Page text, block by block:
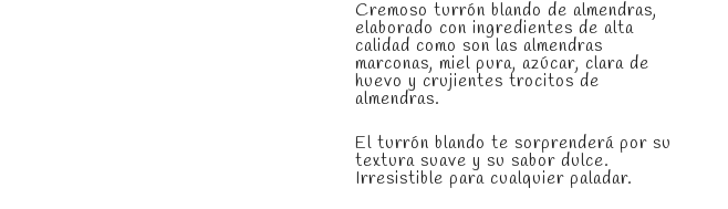
Cremoso turrón blando de almendras,
elaborado con ingredientes de alta
calidad como son las almendras
marconas, miel pura, azúcar, clara de
huevo y crujientes trocitos de
almendras.
El turrón blando te sorprenderá por su
textura suave y su sabor dulce.
Irresistible para cualquier paladar.